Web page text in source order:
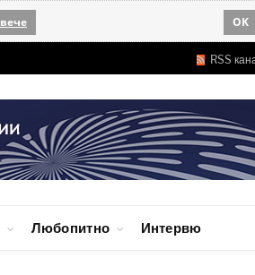
OK
RSS
Любопитно Интервю